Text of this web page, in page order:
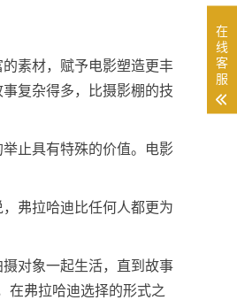
素材，赋予电影塑造更丰
复杂得多，
比摄影棚的技
止具有特殊的价值。电影
弗拉哈迪比任何人都更为
对象一起生活，直到故事
在弗拉哈迪选择的形式之
在
线
客
服